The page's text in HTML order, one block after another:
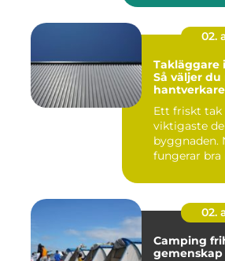
02.
Takläggare
Så väljer du
Ett friskt tak
viktigaste
byggnaden.
fungerar bra
02.
Camping frihet, natur och
gemenskap